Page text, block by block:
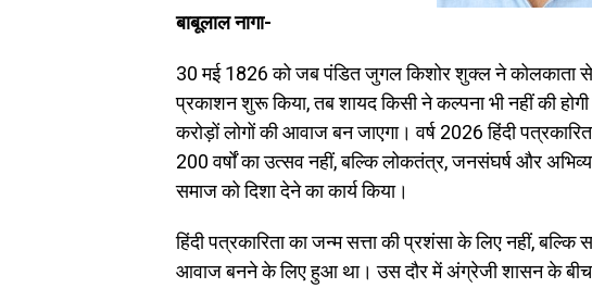
बाबूलाल नागा-
30 मई 1826 को जब पंडित जुगल किशोर शुक्ल ने कोलकाता से
प्रकाशन शुरू किया, तब शायद किसी ने कल्पना भी नहीं की
करोड़ों लोगों की आवाज बन जाएगा। वर्ष 2026 हिंदी
200 वर्षों का उत्सव नहीं, बल्कि लोकतंत्र, जनसंघर्ष और
समाज को दिशा देने का कार्य किया।
हिंदी पत्रकारिता का जन्म सत्ता की प्रशंसा के लिए नहीं,
आवाज बनने के लिए हुआ था। उस दौर में अंग्रेजी शासन के बीच